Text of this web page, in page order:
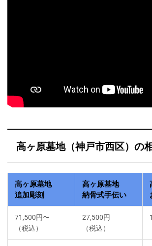
高ヶ原墓地（神戸市西区）の
高ヶ原墓地
追加彫刻
高ヶ原墓地
納骨式手伝い
71,500円〜
（税込）
27,500円
（税込）